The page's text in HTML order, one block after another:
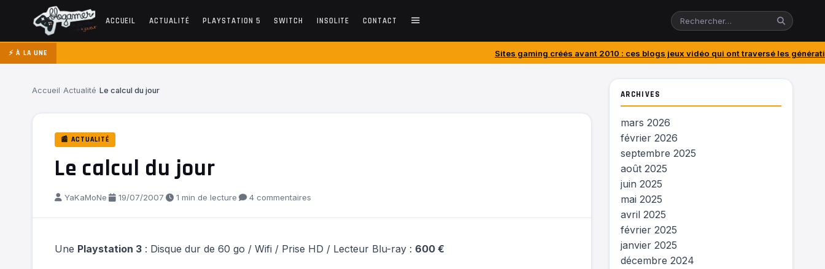
ACCUEIL ACTUALITÉ PLAYSTATION 5 SWITCH INSOLITE CONTACT
⚡ À LA UNE Sites gaming créés avant 2010 : ces blogs jeux vidéo qui ont traversé les générationsJ’ai acheté
Accueil Actualité Le calcul du jour
📰 ACTUALITÉ
Le calcul du jour
YaKaMoNe· 19/07/2007· 1 min de lecture· 4 commentaires
Une Playstation 3 : Disque dur de 60 go / Wifi / Prise HD / Lecteur Blu-ray : 600 €
ARCHIVES
mars 2026
février 2026
septembre 2025
août 2025
juin 2025
mai 2025
avril 2025
février 2025
janvier 2025
décembre 2024